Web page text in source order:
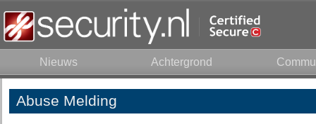
Nieuws Achtergrond
Abuse Melding